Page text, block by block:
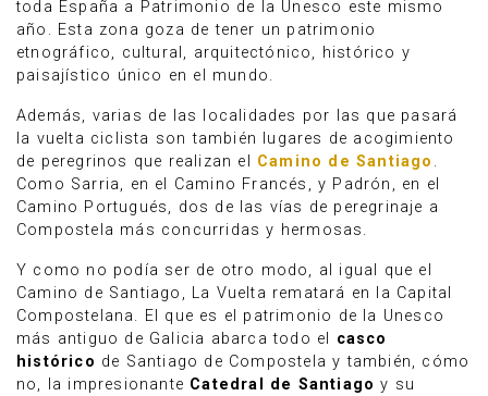
toda España a Patrimonio de la Unesco este mismo
año. Esta zona goza de tener un patrimonio
etnográfico, cultural, arquitectónico, histórico y
paisajístico único en el mundo.
Además, varias de las localidades por las que pasará
la vuelta ciclista son también lugares de acogimiento
de peregrinos que realizan el Camino de Santiago .
Como Sarria, en el Camino Francés, y Padrón, en el
Camino Portugués, dos de las vías de peregrinaje a
Compostela más concurridas y hermosas.
Y como no podía ser de otro modo, al igual que el
Camino de Santiago, La Vuelta rematará en la Capital
Compostelana. El que es el patrimonio de la Unesco
más antiguo de Galicia abarca todo el casco
histórico de Santiago de Compostela y también, cómo
no, la impresionante Catedral de Santiago y su